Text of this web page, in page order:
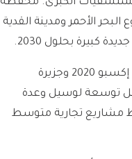
الكبرى. محفظة
البحر الأحمر ومدينة القدية
بحلول 2030.
في الإمارات، يستمر توريد المباني الفندقية والصحية بوتيرة عالية في منطقة إرث إكسبو 2020 وجزيرة
توسعة لوسيل وعدة
مشاريع تجارية متوسط